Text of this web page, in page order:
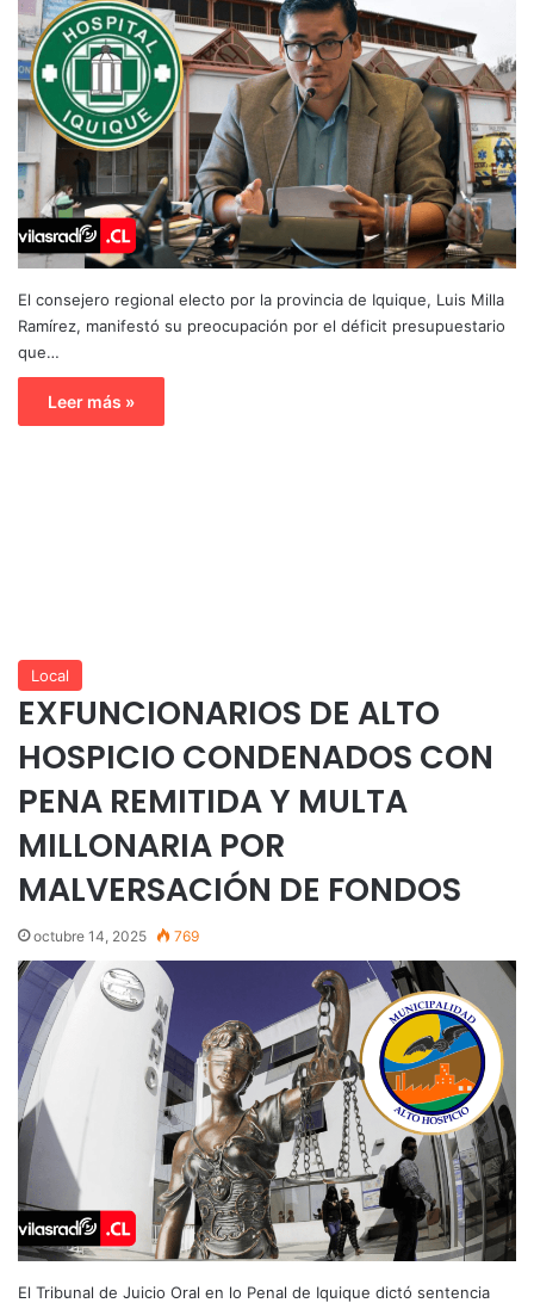
El consejero regional electo por la provincia de Iquique, Luis Milla
Ramírez, manifestó su preocupación por el déficit presupuestario
que…
Leer más »
Local
EXFUNCIONARIOS DE ALTO
HOSPICIO CONDENADOS CON
PENA REMITIDA Y MULTA
MILLONARIA POR
MALVERSACIÓN DE FONDOS
octubre 14, 2025 769
El Tribunal de Juicio Oral en lo Penal de Iquique dictó sentencia